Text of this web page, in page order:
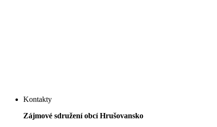
Kontakty
Zájmové sdružení obcí Hrušovansko